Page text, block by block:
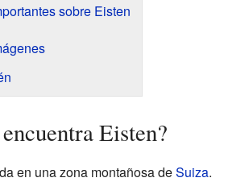
sobre Eisten
Eisten?
en una zona montañosa deSuiza.